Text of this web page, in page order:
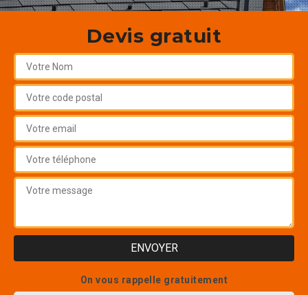
Devis gratuit
On vous rappelle gratuitement